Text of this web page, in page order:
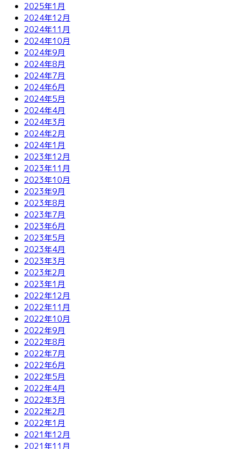
2025年1月
2024年12月
2024年11月
2024年10月
2024年9月
2024年8月
2024年7月
2024年6月
2024年5月
2024年4月
2024年3月
2024年2月
2024年1月
2023年12月
2023年11月
2023年10月
2023年9月
2023年8月
2023年7月
2023年6月
2023年5月
2023年4月
2023年3月
2023年2月
2023年1月
2022年12月
2022年11月
2022年10月
2022年9月
2022年8月
2022年7月
2022年6月
2022年5月
2022年4月
2022年3月
2022年2月
2022年1月
2021年12月
2021年11月